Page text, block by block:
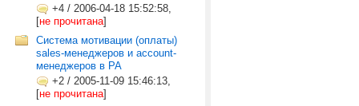
+4 / 2006-04-18 15:52:58,
[не прочитана]
Система мотивации (оплаты)
sales-менеджеров и account-
менеджеров в РА
+2 / 2005-11-09 15:46:13,
[не прочитана]